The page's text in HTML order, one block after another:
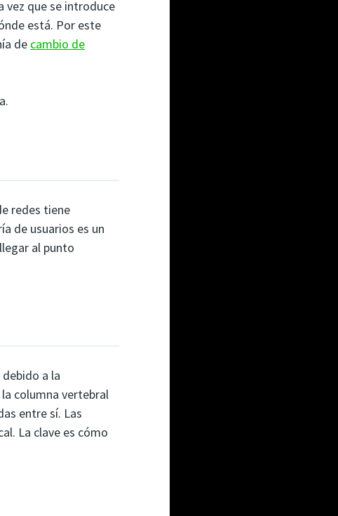
vez que se introduce
está. Por este
de cambio de
redes tiene
de usuarios es un
al punto
a la
columna vertebral
entre sí. Las
La clave es cómo